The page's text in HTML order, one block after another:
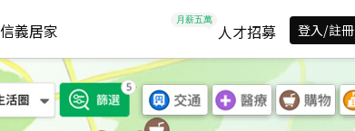
信義居家 人才招募 登入/註冊